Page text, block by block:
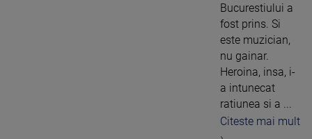
Bucurestiului a
fost prins. Si
este muzician,
nu gainar.
Heroina, insa, i-
a intunecat
ratiunea si a ...
Citeste mai mult